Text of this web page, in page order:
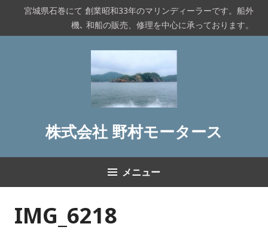
テ
宮城県石巻にて 創業昭和33年のマリンディーラーです。船外
機､ 和船の販売、修理を中心に承っております。
株式会社 野村モータース
メニュー
IMG_6218